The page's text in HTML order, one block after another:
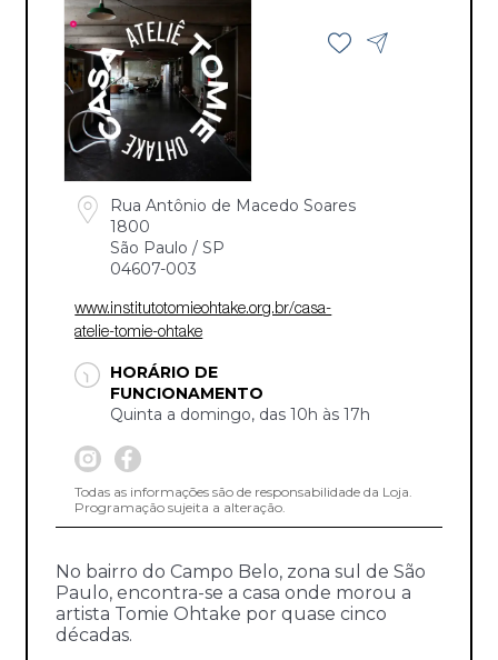
Rua Antônio de Macedo Soares
1800
São Paulo / SP
04607-003
www.institutotomieohtake.org.br/casa-
atelie-tomie-ohtake
HORÁRIO DE
FUNCIONAMENTO
Quinta a domingo, das 10h às 17h
Todas as informações são de responsabilidade da Loja.
Programação sujeita a alteração.
No bairro do Campo Belo, zona sul de São
Paulo, encontra-se a casa onde morou a
artista Tomie Ohtake por quase cinco
décadas.